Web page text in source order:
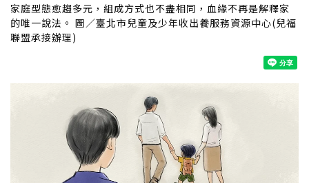
家庭型態愈趨多元，組成方式也不盡相同，血緣不再是解釋家
的唯一說法。 圖／臺北市兒童及少年收出養服務資源中心(兒福
聯盟承接辦理)